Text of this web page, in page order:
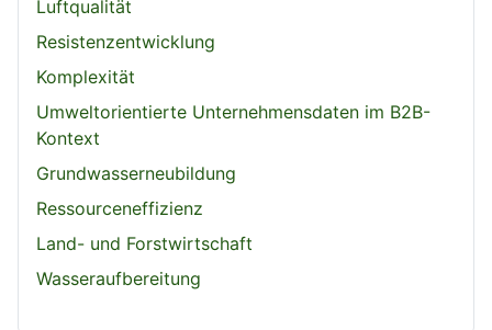
Luftqualität
Resistenzentwicklung
Komplexität
Umweltorientierte Unternehmensdaten im B2B-
Kontext
Grundwasserneubildung
Ressourceneffizienz
Land- und Forstwirtschaft
Wasseraufbereitung